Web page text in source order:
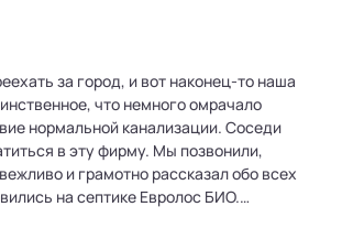
за город, и вот наконец‑то наша
что немного омрачало
нормальной канализации. Соседи
в эту фирму. Мы позвонили,
и грамотно рассказал обо всех
на септике Евролос БИО.
вовремя, установили всё быстро